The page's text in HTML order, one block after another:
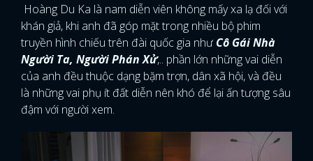
Hoàng Du Ka là nam diễn viên không mấy xa lạ đối với
khán giả, khi anh đã góp mặt trong nhiều bộ phim
truyền hình chiếu trên đài quốc gia như Cô Gái Nhà
Người Ta, Người Phán Xử,.. phần lớn những vai diễn
của anh đều thuộc dạng bặm trợn, dân xã hội, và đều
là những vai phụ ít đất diễn nên khó để lại ấn tượng sâu
đậm với người xem.